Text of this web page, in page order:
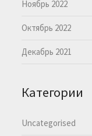
Ноябрь 2022
Октябрь 2022
Декабрь 2021
Категории
Uncategorised